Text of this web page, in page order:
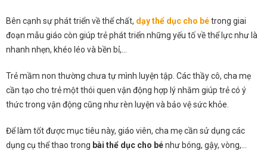
Bên cạnh sự phát triển về thể chất, dạy thể dục cho bétrong giai
đoạn mẫu giáo còn giúp trẻ phát triển những yếu tố về thể lực như là
nhanh nhẹn, khéo léo và bền bỉ,…
Trẻ mầm non thường chưa tự mình luyện tập. Các thầy cô, cha mẹ
cần tạo cho trẻ một thói quen vận động hợp lý nhằm giúp trẻ có ý
thức trong vận động cũng như rèn luyện và bảo vệ sức khỏe.
Để làm tốt được mục tiêu này, giáo viên, cha mẹ cần sử dụng các
dụng cụ thể thao trong bài thể dục cho bénhư bóng, gậy, vòng,…